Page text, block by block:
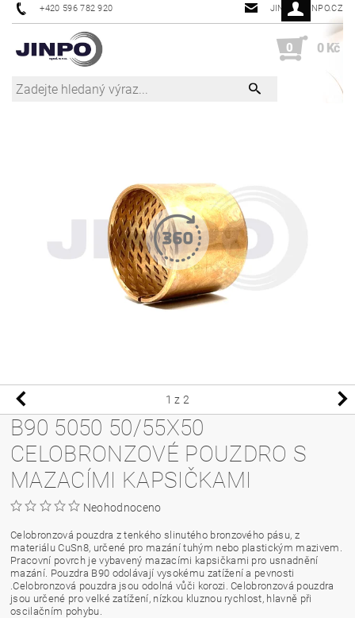
+420 596 782 920 JINPO@JINPO.CZ
0 0 Kč
1 z 2
B90 5050 50/55X50
CELOBRONZOVÉ POUZDRO S
MAZACÍMI KAPSIČKAMI
Neohodnoceno
Celobronzová pouzdra z tenkého slinutého bronzového pásu, z
materiálu CuSn8, určené pro mazání tuhým nebo plastickým mazivem.
Pracovní povrch je vybavený mazacími kapsičkami pro usnadnění
mazání. Pouzdra B90 odolávají vysokému zatížení a pevnosti
.Celobronzová pouzdra jsou odolná vůči korozi. Celobronzová pouzdra
jsou určené pro velké zatížení, nízkou kluznou rychlost, hlavně při
oscilačním pohybu.